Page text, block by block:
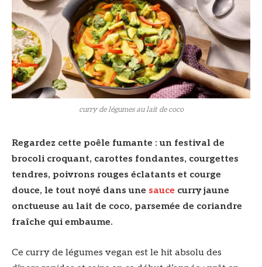
curry de légumes au lait de coco
Regardez cette poêle fumante : un festival de
brocoli croquant, carottes fondantes, courgettes
tendres, poivrons rouges éclatants et courge
douce, le tout noyé dans une sauce curry jaune
onctueuse au lait de coco, parsemée de coriandre
fraîche qui embaume.
Ce curry de légumes vegan est le hit absolu des